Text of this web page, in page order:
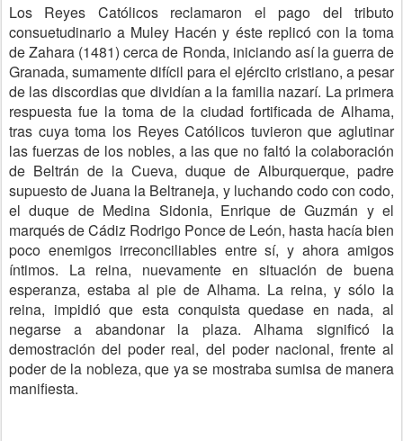
Los Reyes Católicos reclamaron el pago del tributo
consuetudinario a Muley Hacén y éste replicó con la toma
de Zahara (1481) cerca de Ronda, iniciando así la guerra de
Granada, sumamente difícil para el ejército cristiano, a pesar
de las discordias que dividían a la familia nazarí. La primera
respuesta fue la toma de la ciudad fortificada de Alhama,
tras cuya toma los Reyes Católicos tuvieron que aglutinar
las fuerzas de los nobles, a las que no faltó la colaboración
de Beltrán de la Cueva, duque de Alburquerque, padre
supuesto de Juana la Beltraneja, y luchando codo con codo,
el duque de Medina Sidonia, Enrique de Guzmán y el
marqués de Cádiz Rodrigo Ponce de León, hasta hacía bien
poco enemigos irreconciliables entre sí, y ahora amigos
íntimos. La reina, nuevamente en situación de buena
esperanza, estaba al pie de Alhama. La reina, y sólo la
reina, impidió que esta conquista quedase en nada, al
negarse a abandonar la plaza. Alhama significó la
demostración del poder real, del poder nacional, frente al
poder de la nobleza, que ya se mostraba sumisa de manera
manifiesta.